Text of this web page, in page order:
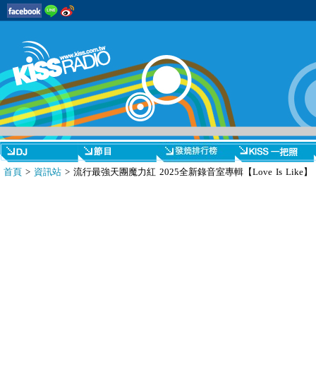
首頁 > 資訊站 > 流行最強天團魔力紅 2025全新錄音室專輯【Love Is Like】